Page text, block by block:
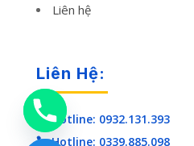
Liên hệ
Liên Hệ:
 Hotline: 0932.131.393
 Hotline: 0339.885.098